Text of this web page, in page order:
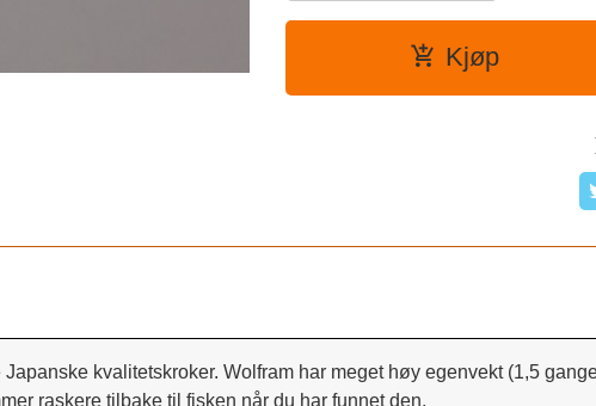
Kjøp
kvalitetskroker. Wolfram har meget høy egenvekt (1,5
raskere tilbake til fisken når du har funnet den.